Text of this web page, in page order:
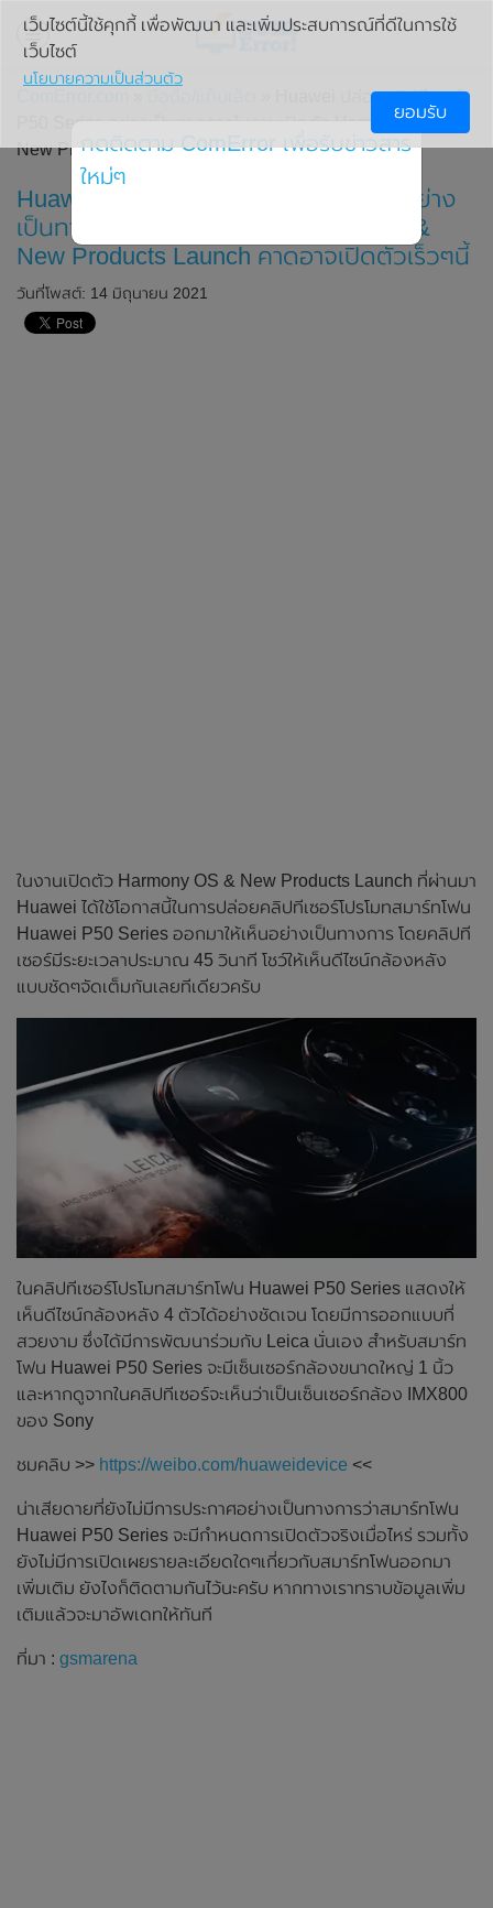
» Huawei ปล่อยคลิปทีเซอร์
P50 Series อย่างเป็นทางการในงานเปิดตัว Harmony OS &
New Products Launch คาดอาจเปิดตัวเร็วๆนี้
Huawei ปล่อยคลิปทีเซอร์ P50 Series อย่าง
เป็นทางการในงานเปิดตัว Harmony OS &
New Products Launch คาดอาจเปิดตัวเร็วๆนี้
วันที่โพสต์: 14 มิถุนายน 2021
ในงานเปิดตัว Harmony OS & New Products Launch ที่ผ่านมา
Huawei ได้ใช้โอกาสนี้ในการปล่อยคลิปทีเซอร์โปรโมทสมาร์ทโฟน
Huawei P50 Series ออกมาให้เห็นอย่างเป็นทางการ โดยคลิปที
เซอร์มีระยะเวลาประมาณ 45 วินาที โชว์ให้เห็นดีไซน์กล้องหลัง
แบบชัดๆจัดเต็มกันเลยทีเดียวครับ
ในคลิปทีเซอร์โปรโมทสมาร์ทโฟน Huawei P50 Series แสดงให้
เห็นดีไซน์กล้องหลัง 4 ตัวได้อย่างชัดเจน โดยมีการออกแบบที่
สวยงาม ซึ่งได้มีการพัฒนาร่วมกับ Leica นั่นเอง สำหรับสมาร์ท
โฟน Huawei P50 Series จะมีเซ็นเซอร์กล้องขนาดใหญ่ 1 นิ้ว
และหากดูจากในคลิปทีเซอร์จะเห็นว่าเป็นเซ็นเซอร์กล้อง IMX800
ของ Sony
ชมคลิบ >> https://weibo.com/huaweidevice <<
น่าเสียดายที่ยังไม่มีการประกาศอย่างเป็นทางการว่าสมาร์ทโฟน
Huawei P50 Series จะมีกำหนดการเปิดตัวจริงเมื่อไหร่ รวมทั้ง
ยังไม่มีการเปิดเผยรายละเอียดใดๆเกี่ยวกับสมาร์ทโฟนออกมา
เพิ่มเติม ยังไงก็ติดตามกันไว้นะครับ หากทางเราทราบข้อมูลเพิ่ม
เติมแล้วจะมาอัพเดทให้ทันที
ที่มา : gsmarena
เว็บไซต์นี้ใช้คุกกี้ เพื่อพัฒนา และเพิ่มประสบการณ์ที่ดีในการใช้
เว็บไซต์
นโยบายความเป็นส่วนตัว
ยอมรับ
กดติดตาม ComError เพื่อรับข่าวสาร
ใหม่ๆ